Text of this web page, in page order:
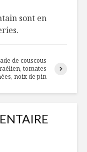
sont en
de couscous
tomates
noix de pin